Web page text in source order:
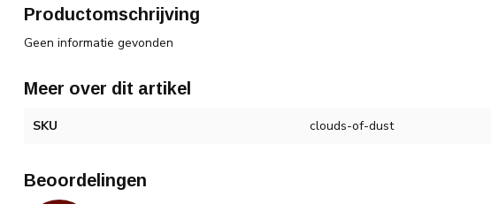
Productomschrijving
Geen informatie gevonden
Meer over dit artikel
SKU clouds-of-dust
Beoordelingen